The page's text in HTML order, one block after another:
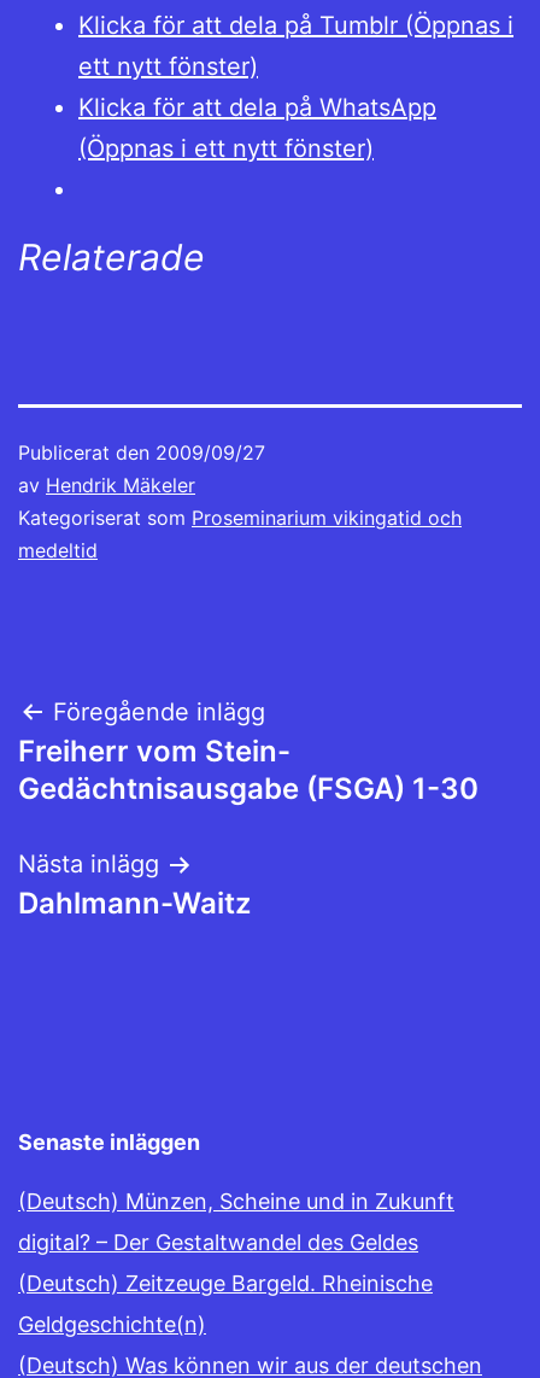
Klicka för att dela på Tumblr (Öppnas i
ett nytt fönster)
Klicka för att dela på WhatsApp
(Öppnas i ett nytt fönster)
Relaterade
Publicerat den 2009/09/27
av Hendrik Mäkeler
Kategoriserat som Proseminarium vikingatid och
medeltid
Inläggsnavigering
Föregående inlägg
Freiherr vom Stein-
Gedächtnisausgabe (FSGA) 1-30
Nästa inlägg
Dahlmann-Waitz
Senaste inläggen
(Deutsch) Münzen, Scheine und in Zukunft
digital? – Der Gestaltwandel des Geldes
(Deutsch) Zeitzeuge Bargeld. Rheinische
Geldgeschichte(n)
(Deutsch) Was können wir aus der deutschen